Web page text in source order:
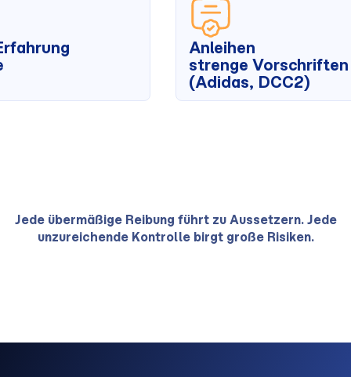
Anleihen
strenge Vorschriften
(Adidas, DCC2)
Jede übermäßige Reibung führt zu Aussetzern. Jede
unzureichende Kontrolle birgt große Risiken.